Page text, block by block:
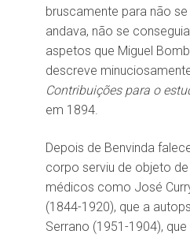
bruscamente para não
andava, não se
aspetos que Miguel
descreve
Contribuições para o
em 1894.
Depois de Benvinda
corpo serviu de objeto
médicos como José
(1844-1920), que a
Serrano (1951-1904),